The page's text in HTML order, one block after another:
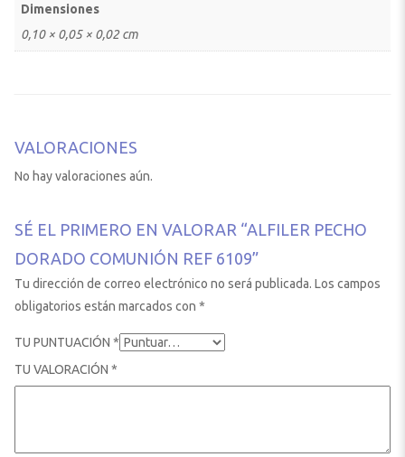
Dimensiones
0,10 × 0,05 × 0,02 cm
VALORACIONES
No hay valoraciones aún.
SÉ EL PRIMERO EN VALORAR “ALFILER PECHO
DORADO COMUNIÓN REF 6109”
Tu dirección de correo electrónico no será publicada. Los campos
obligatorios están marcados con *
TU PUNTUACIÓN *
TU VALORACIÓN *